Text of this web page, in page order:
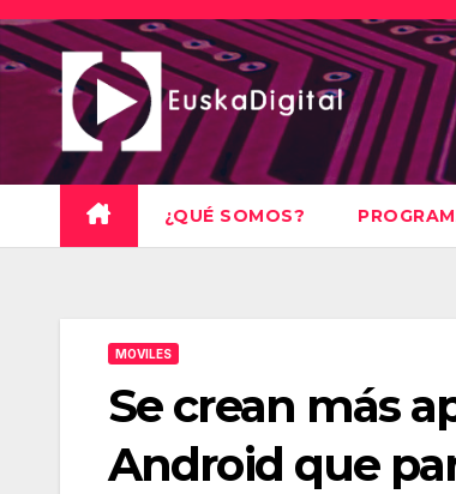
Saltar
al
contenido
¿QUÉ SOMOS?
MOVILES
Se crean más
Android que